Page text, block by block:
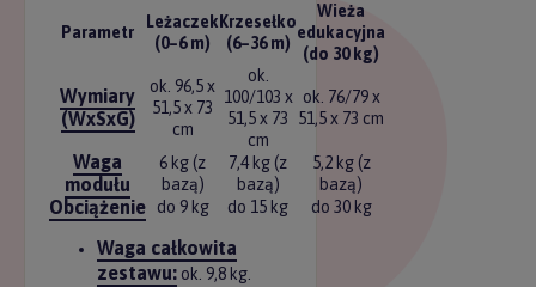
Parametr
Leżaczek
(0–6 m)
Krzesełko
(6–36 m)
Wieża
edukacyjna
(do 30 kg)
Wymiary
(WxSxG)
ok. 96,5 x
51,5 x 73
cm
ok.
100/103 x
51,5 x 73
cm
ok. 76/79 x
51,5 x 73 cm
Waga
modułu
6 kg (z
bazą)
7,4 kg (z
bazą)
5,2 kg (z
bazą)
Obciążenie do 9 kg do 15 kg do 30 kg
Waga całkowita
zestawu: ok. 9,8 kg.